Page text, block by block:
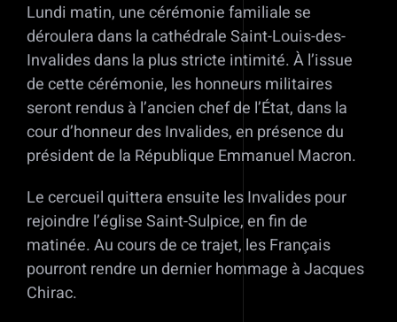
Lundi matin, une cérémonie familiale se
déroulera dans la cathédrale Saint-Louis-des-
Invalides dans la plus stricte intimité. À l’issue
de cette cérémonie, les honneurs militaires
seront rendus à l’ancien chef de l’État, dans la
cour d’honneur des Invalides, en présence du
président de la République Emmanuel Macron.
Le cercueil quittera ensuite les Invalides pour
rejoindre l’église Saint-Sulpice, en fin de
matinée. Au cours de ce trajet, les Français
pourront rendre un dernier hommage à Jacques
Chirac.